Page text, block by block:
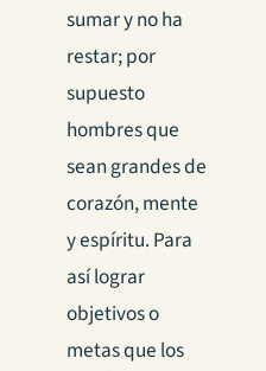
sumar y no ha
restar; por
supuesto
hombres que
sean grandes de
corazón, mente
y espíritu. Para
así lograr
objetivos o
metas que los